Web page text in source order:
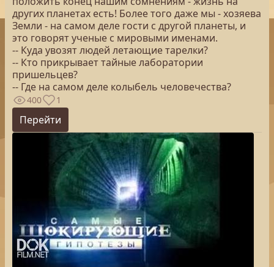
других планетах есть! Более того даже мы - хозяева
Земли - на самом деле гости с другой планеты, и
это говорят ученые с мировыми именами.
-- Куда увозят людей летающие тарелки?
-- Кто прикрывает тайные лаборатории
пришельцев?
-- Где на самом деле колыбель человечества?
400 1
Перейти